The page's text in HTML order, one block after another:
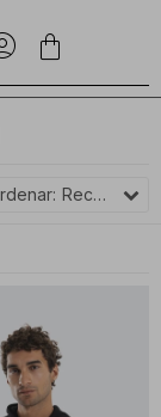
Recomendados